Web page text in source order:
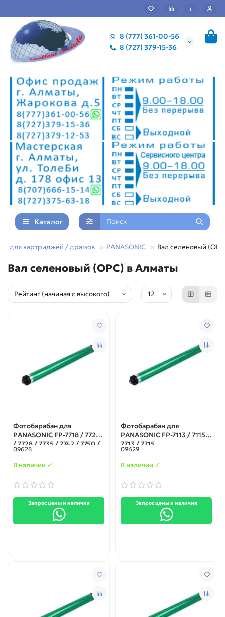
₸
8 (777) 361-00-56
8 (727) 379-15-36
Каталог
для картриджей / драмов PANASONIC Вал селеновый
Вал селеновый (OPC) в Алматы
Фотобарабан для
PANASONIC FP-7718 / 7722
/ 7728 / 7735 / 7742 / 7750 /
7752 / 7818 / 7824
09628
В наличии ✓
Запрос цены и наличия
Фотобарабан для
PANASONIC FP-7113 / 7115 /
7713 / 7715
09629
В наличии ✓
Запрос цены и наличия